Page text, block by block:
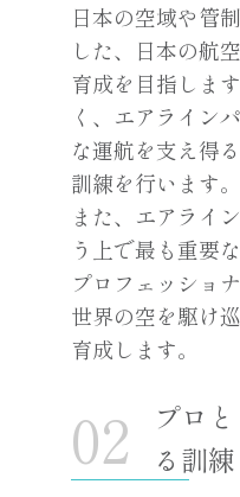
日本の空域や管
した、日本の航
育成を目指しま
く、エアライン
な運航を支え得
訓練を行います。
また、エアライ
う上で最も重要
プロフェッショ
世界の空を駆け
育成します。
プロ
る訓練